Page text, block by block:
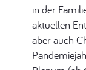
in der
aktuellen
aber auch